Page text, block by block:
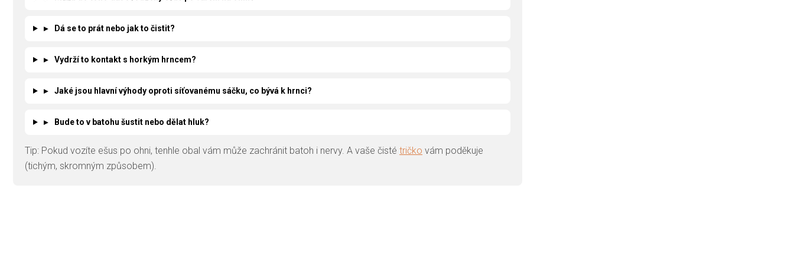
▸ Dá se to prát nebo jak to čistit?
▸ Vydrží to kontakt s horkým hrncem?
▸ Jaké jsou hlavní výhody oproti síťovanému sáčku, co bývá k hrnci?
▸ Bude to v batohu šustit nebo dělat hluk?
Tip: Pokud vozíte ešus po ohni, tenhle obal vám může zachránit batoh i nervy. A vaše čisté tričko vám poděkuje
(tichým, skromným způsobem).